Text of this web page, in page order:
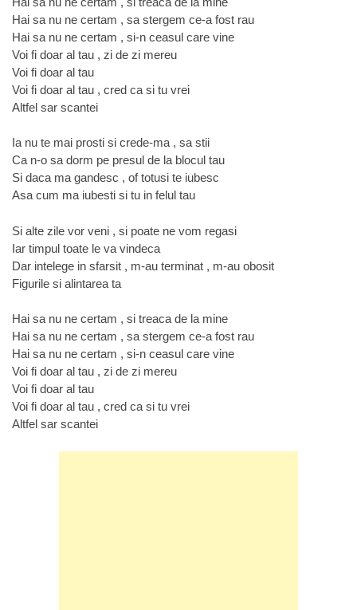
Hai sa nu ne certam , sa stergem ce-a fost rau
Hai sa nu ne certam , si-n ceasul care vine
Voi fi doar al tau , zi de zi mereu
Voi fi doar al tau
Voi fi doar al tau , cred ca si tu vrei
Altfel sar scantei
Ia nu te mai prosti si crede-ma , sa stii
Ca n-o sa dorm pe presul de la blocul tau
Si daca ma gandesc , of totusi te iubesc
Asa cum ma iubesti si tu in felul tau
Si alte zile vor veni , si poate ne vom regasi
Iar timpul toate le va vindeca
Dar intelege in sfarsit , m-au terminat , m-au obosit
Figurile si alintarea ta
Hai sa nu ne certam , si treaca de la mine
Hai sa nu ne certam , sa stergem ce-a fost rau
Hai sa nu ne certam , si-n ceasul care vine
Voi fi doar al tau , zi de zi mereu
Voi fi doar al tau
Voi fi doar al tau , cred ca si tu vrei
Altfel sar scantei